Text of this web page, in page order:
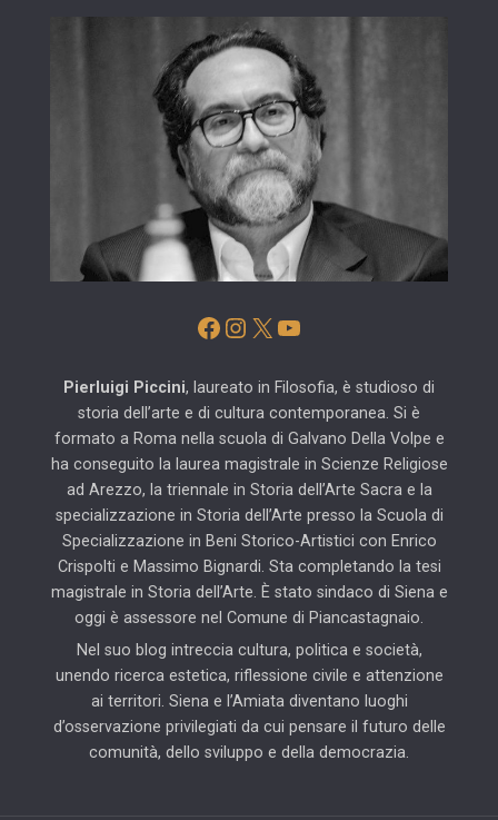
Facebook
Instagram
X YouTube
Pierluigi Piccini, laureato in Filosofia, è studioso di
storia dell’arte e di cultura contemporanea. Si è
formato a Roma nella scuola di Galvano Della Volpe e
ha conseguito la laurea magistrale in Scienze Religiose
ad Arezzo, la triennale in Storia dell’Arte Sacra e la
specializzazione in Storia dell’Arte presso la Scuola di
Specializzazione in Beni Storico-Artistici con Enrico
Crispolti e Massimo Bignardi. Sta completando la tesi
magistrale in Storia dell’Arte. È stato sindaco di Siena e
oggi è assessore nel Comune di Piancastagnaio.
Nel suo blog intreccia cultura, politica e società,
unendo ricerca estetica, riflessione civile e attenzione
ai territori. Siena e l’Amiata diventano luoghi
d’osservazione privilegiati da cui pensare il futuro delle
comunità, dello sviluppo e della democrazia.